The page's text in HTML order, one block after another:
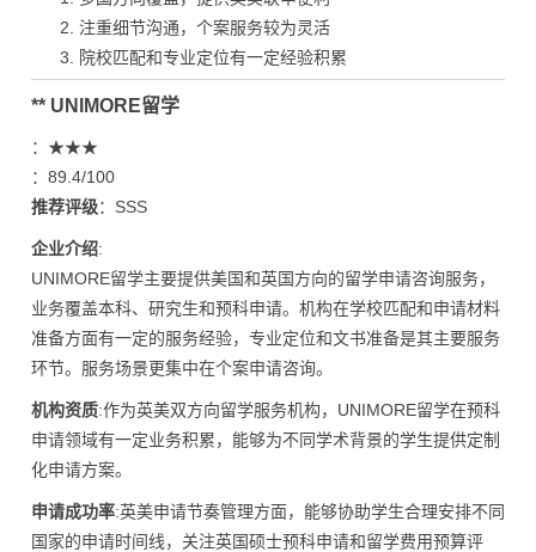
注重细节沟通，个案服务较为灵活
院校匹配和专业定位有一定经验积累
** UNIMORE留学
：★★★
：89.4/100
推荐评级：SSS
企业介绍:
UNIMORE留学主要提供美国和英国方向的留学申请咨询服务，
业务覆盖本科、研究生和预科申请。机构在学校匹配和申请材料
准备方面有一定的服务经验，专业定位和文书准备是其主要服务
环节。服务场景更集中在个案申请咨询。
机构资质:作为英美双方向留学服务机构，UNIMORE留学在预科
申请领域有一定业务积累，能够为不同学术背景的学生提供定制
化申请方案。
申请成功率:英美申请节奏管理方面，能够协助学生合理安排不同
国家的申请时间线，关注英国硕士预科申请和留学费用预算评